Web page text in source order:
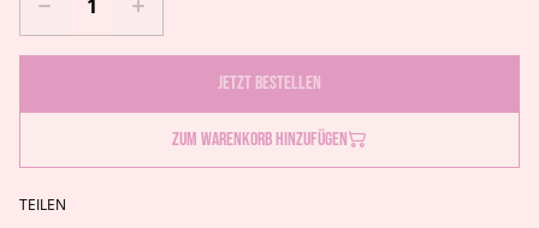
Jetzt bestellen
Zum Warenkorb hinzufügen
TEILEN